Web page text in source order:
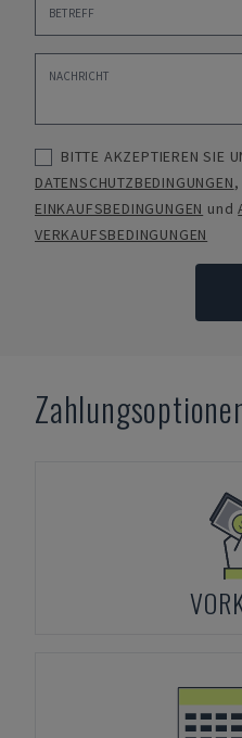
BITTE AKZEPTIEREN SIE
DATENSCHUTZBEDINGUNGEN
EINKAUFSBEDINGUNGEN und
VERKAUFSBEDINGUNGEN